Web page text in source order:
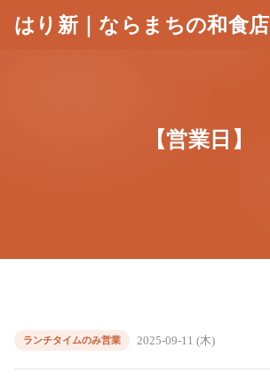
はり新｜ならまちの和食店
【営業日】
ランチタイムのみ営業 2025-09-11 (木)